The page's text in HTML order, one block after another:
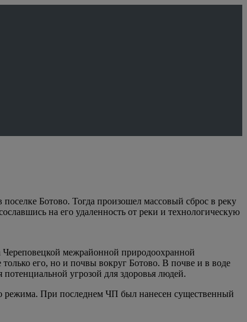
Ботово. Тогда произошел массовый сброс в реку
на его удаленность от реки и технологическую
Череповецкой межрайонной природоохранной
его, но и почвы вокруг Ботово. В почве и в воде
угрозой для здоровья людей.
режима. При последнем ЧП был нанесен существенный